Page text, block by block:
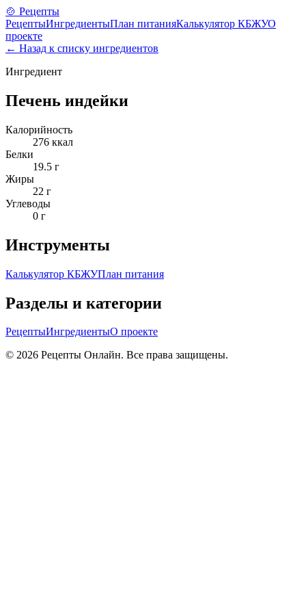
🍲 Рецепты
РецептыИнгредиентыПлан питанияКалькулятор КБЖУО
проекте
← Назад к списку ингредиентов
Ингредиент
Печень индейки
Калорийность
276 ккал
Белки
19.5 г
Жиры
22 г
Углеводы
0 г
Инструменты
Калькулятор КБЖУПлан питания
Разделы и категории
РецептыИнгредиентыО проекте
© 2026 Рецепты Онлайн. Все права защищены.